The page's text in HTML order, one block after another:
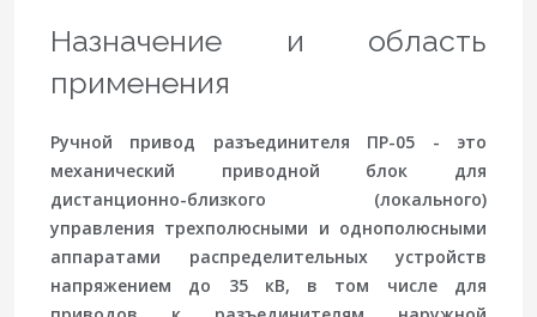
Назначение и область
применения
Ручной привод разъединителя ПР-05 - это
механический приводной блок для
дистанционно-близкого (локального)
управления трехполюсными и однополюсными
аппаратами распределительных устройств
напряжением до 35 кВ, в том числе для